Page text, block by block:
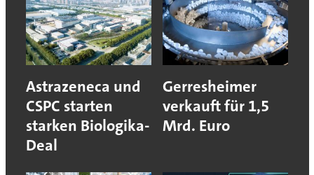
Astrazeneca und
CSPC starten
starken Biologika-
Deal
Gerresheimer
verkauft für 1,5
Mrd. Euro